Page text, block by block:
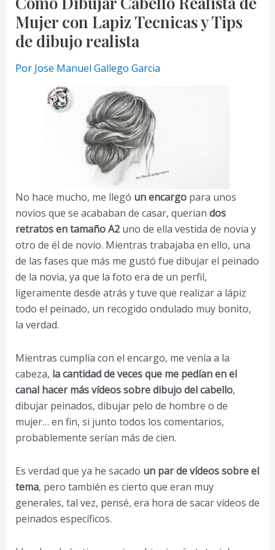
con
Lapiz
–
Tips
para
Mujer con Lapiz Tecnicas y Tips
de dibujo realista
Por Jose Manuel Gallego Garcia
No hace mucho, me llegó un encargopara unos
novios que se acababan de casar, querian dos
retratos en tamaño A2uno de ella vestida de novia y
otro de él de novio. Mientras trabajaba en ello, una
de las fases que más me gustó fue dibujar el peinado
de la novia, ya que la foto era de un perfil,
ligeramente desde atrás y tuve que realizar a lápiz
todo el peinado, un recogido ondulado muy bonito,
la verdad.
Mientras cumplía con el encargo, me venía a la
cabeza, la cantidad de veces que me pedían en el
canal hacer más vídeos sobre dibujo del cabello,
dibujar peinados, dibujar pelo de hombre o de
mujer… en fin, si junto todos los comentarios,
probablemente serían más de cien.
Es verdad que ya he sacado un par de vídeos sobre el
tema, pero también es cierto que eran muy
generales, tal vez, pensé, era hora de sacar vídeos de
peinados específicos.